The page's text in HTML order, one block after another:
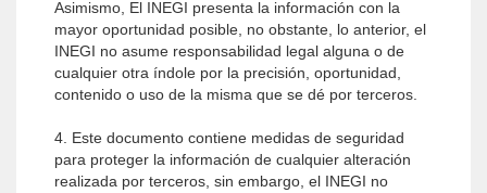
Asimismo, El INEGI presenta la información con la
mayor oportunidad posible, no obstante, lo anterior, el
INEGI no asume responsabilidad legal alguna o de
cualquier otra índole por la precisión, oportunidad,
contenido o uso de la misma que se dé por terceros.
4. Este documento contiene medidas de seguridad
para proteger la información de cualquier alteración
realizada por terceros, sin embargo, el INEGI no